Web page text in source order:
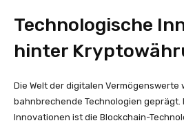
Technologische
hinter
Die Welt der digitalen Vermögenswerte
bahnbrechende Technologien geprägt.
Innovationen ist die Blockchain-